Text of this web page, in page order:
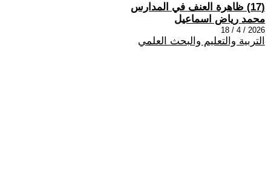
(17) ظاهرة العنف في المدارس
محمد رياض اسماعيل
2026 / 4 / 18
التربية والتعليم والبحث العلمي